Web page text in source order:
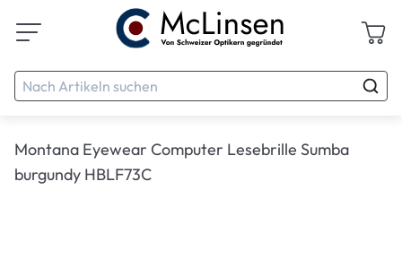
Montana Eyewear Computer Lesebrille Sumba
burgundy HBLF73C